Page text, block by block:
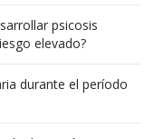
psicosis
elevado?
durante el período